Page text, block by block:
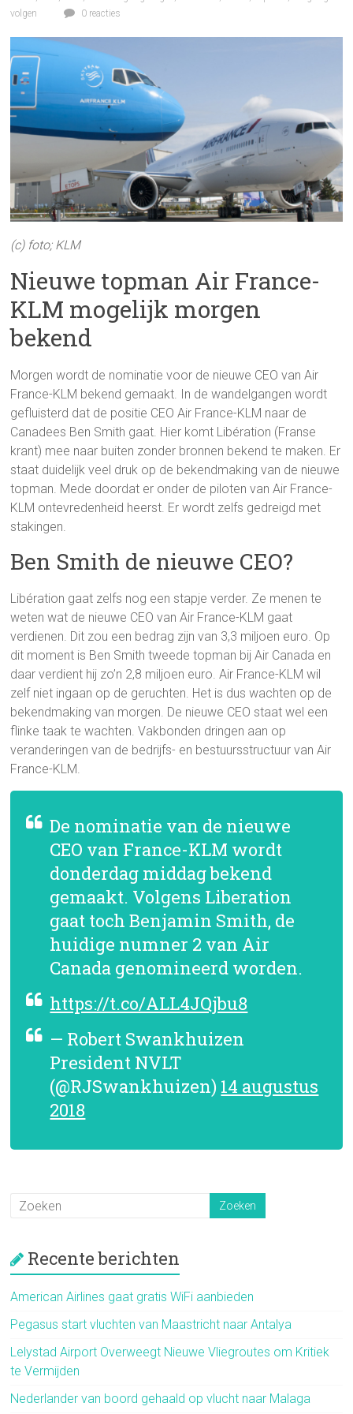
volgen
0 reacties
(c) foto; KLM
Nieuwe topman Air France-
KLM mogelijk morgen
bekend
Morgen wordt de nominatie voor de nieuwe CEO van Air
France-KLM bekend gemaakt. In de wandelgangen wordt
gefluisterd dat de positie CEO Air France-KLM naar de
Canadees Ben Smith gaat. Hier komt Libération (Franse
krant) mee naar buiten zonder bronnen bekend te maken. Er
staat duidelijk veel druk op de bekendmaking van de nieuwe
topman. Mede doordat er onder de piloten van Air France-
KLM ontevredenheid heerst. Er wordt zelfs gedreigd met
stakingen.
Ben Smith de nieuwe CEO?
Libération gaat zelfs nog een stapje verder. Ze menen te
weten wat de nieuwe CEO van Air France-KLM gaat
verdienen. Dit zou een bedrag zijn van 3,3 miljoen euro. Op
dit moment is Ben Smith tweede topman bij Air Canada en
daar verdient hij zo’n 2,8 miljoen euro. Air France-KLM wil
zelf niet ingaan op de geruchten. Het is dus wachten op de
bekendmaking van morgen. De nieuwe CEO staat wel een
flinke taak te wachten. Vakbonden dringen aan op
veranderingen van de bedrijfs- en bestuursstructuur van Air
France-KLM.
De nominatie van de nieuwe
CEO van France-KLM wordt
donderdag middag bekend
gemaakt. Volgens Liberation
gaat toch Benjamin Smith, de
huidige numner 2 van Air
Canada genomineerd worden.
https://t.co/ALL4JQjbu8
— Robert Swankhuizen
President NVLT
(@RJSwankhuizen) 14 augustus
2018
Recente berichten
American Airlines gaat gratis WiFi aanbieden
Pegasus start vluchten van Maastricht naar Antalya
Lelystad Airport Overweegt Nieuwe Vliegroutes om Kritiek
te Vermijden
Nederlander van boord gehaald op vlucht naar Malaga